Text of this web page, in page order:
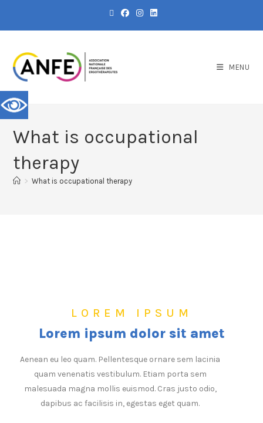
MENU
What is occupational
therapy
> What is occupational therapy
LOREM IPSUM
Lorem ipsum dolor sit amet
Aenean eu leo quam. Pellentesque ornare sem lacinia
quam venenatis vestibulum. Etiam porta sem
malesuada magna mollis euismod. Cras justo odio,
dapibus ac facilisis in, egestas eget quam.